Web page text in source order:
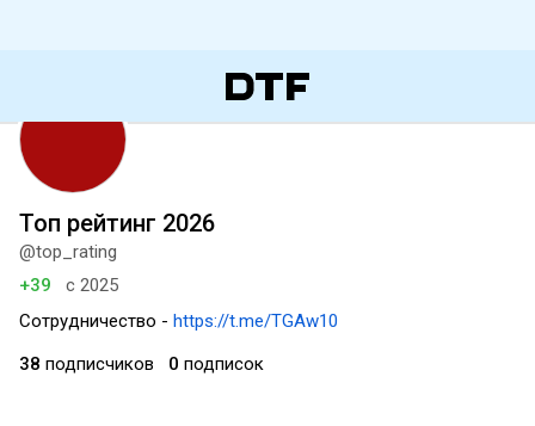
Топ рейтинг 2026
@top_rating
+39
с 2025
Сотрудничество - https://t.me/TGAw10
38 подписчиков 0 подписок